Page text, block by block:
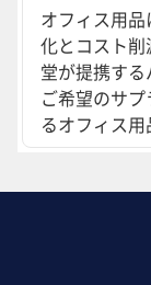
オフィス用
化とコスト
堂が提携す
ご希望のサ
るオフィス用